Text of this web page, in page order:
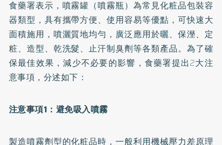
食藥署表示，噴霧罐（噴霧瓶）為常見化粧品包裝容
器類型，具有攜帶方便、使用容易等優點，可快速大
面積施用，噴灑質地均勻，廣泛應用於曬、保溼、定
粧、造型、乾洗髮、止汗制臭劑等各類產品。為了確
保最佳效果，減少不必要的影響，食藥署提出2大注
意事項，分述如下：
注意事項1：避免吸入噴霧
製造噴霧劑型的化粧品時，一般利用機械壓力差原理